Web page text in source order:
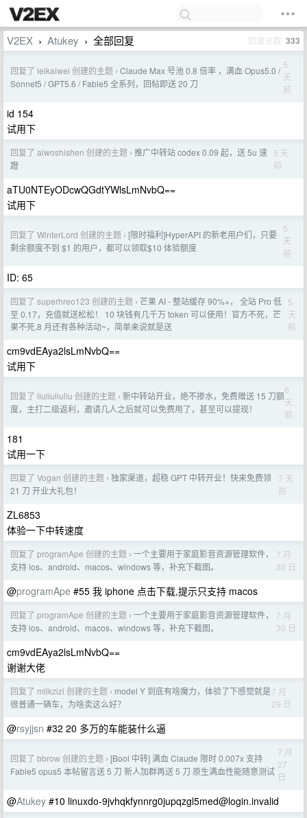
V2EX › Atukey › 全部回复 回复总数 333
回复了 leikaiwei 创建的主题 › Claude Max 号池 0.8 倍率 ，满血 Opus5.0 /
Sonnet5 / GPT5.6 / Fable5 全系列，回帖即送 20 刀
5
天
前
id 154
试用下
回复了 aiwoshishen 创建的主题 › 推广中转站 codex 0.09 起，送 5u 速
蹬
5 天
前
aTU0NTEyODcwQGdtYWlsLmNvbQ==
试用下
回复了 WinterLord 创建的主题 › [限时福利]HyperAPI 的新老用户们，只要
剩余额度不到 $1 的用户，都可以领取$10 体验额度
5
天
前
ID: 65
回复了 superhreo123 创建的主题 › 芒果 AI - 整站缓存 90%+， 全站 Pro 低
至 0.17，充值就送松松！ 10 块钱有几千万 token 可以使用！官方不死，芒
果不死,8 月还有各种活动~，简单来说就是送
5
天
前
cm9vdEAya2lsLmNvbQ==
试用下
回复了 liuliuliuliu 创建的主题 › 新中转站开业，绝不掺水，免费赠送 15 刀额
度，主打二级返利，邀请几人之后就可以免费用了，甚至可以提现！
6
天
前
181
试用一下
回复了 Vogan 创建的主题 › 独家渠道，超稳 GPT 中转开业！快来免费领
21 刀 开业大礼包！
7 天
前
ZL6853
体验一下中转速度
回复了 programApe 创建的主题 › 一个主要用于家庭影音资源管理软件，
支持 ios、android、macos、windows 等，补充下截图。
7 月
30 日
@programApe #55 我 iphone 点击下载,提示只支持 macos
回复了 programApe 创建的主题 › 一个主要用于家庭影音资源管理软件，
支持 ios、android、macos、windows 等，补充下截图。
7 月
30 日
cm9vdEAya2lsLmNvbQ==
谢谢大佬
回复了 milkzizi 创建的主题 › model Y 到底有啥魔力，体验了下感觉就是
很普通一辆车，为啥卖这么好？
7 月
29 日
@rsyjjsn #32 20 多万的车能装什么逼
回复了 bbrow 创建的主题 › [Bool 中转] 满血 Claude 限时 0.007x 支持
Fable5 opus5 本帖留言送 5 刀 新人加群再送 5 刀 原生满血性能随意测试
7 月
27
日
@Atukey #10 linuxdo-9jvhqkfynnrg0jupqzgl5med@login.invalid